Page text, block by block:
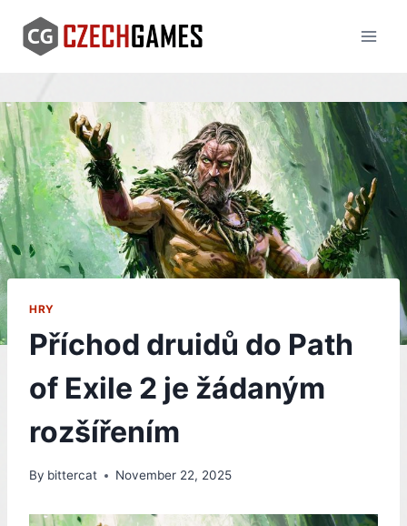
content
HRY
Příchod druidů do Path
of Exile 2 je žádaným
rozšířením
By bittercat November 22, 2025